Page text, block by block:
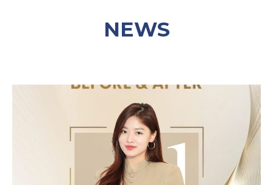
NEWS